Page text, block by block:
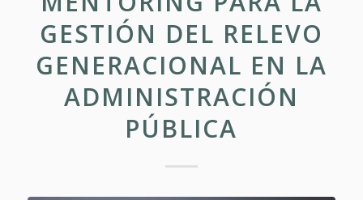
GESTIÓN DEL RELEVO
GENERACIONAL EN LA
ADMINISTRACIÓN
PÚBLICA